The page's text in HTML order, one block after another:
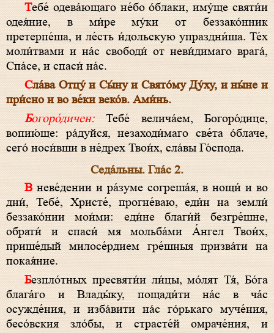
Тебе́ одева́ющаго не́бо о́блаки, иму́ще святи́и
одея́ние, в ми́ре му́ки от беззако́нник
претерпе́ша, и ле́сть и́дольскую упраздни́ша. Те́х
моли́твами и на́с свободи́ от неви́димаго врага́,
Спа́се, и спаси́ на́с.
Сла́ва Отцу́ и Сы́ну и Свято́му Ду́ху, и ны́не и
при́сно и во ве́ки веко́в. Ами́нь.
Богоро́дичен:Тебе́ велича́ем, Богоро́дице,
вопию́ще: ра́дуйся, незаходи́маго све́та о́блаче,
сего́ носи́вши в не́дрех Твои́х, сла́вы Го́спода.
Седа́льны. Гла́с 2.
В неве́дении и ра́зуме согреша́я, в нощи́ и во
дни́, Тебе́, Христе́, прогне́ваю, еди́н на земли́
беззако́нии мои́ми: еди́не благи́й безгре́шне,
обрати́ и спаси́ мя мольба́ми А́нгел Твои́х,
прише́дый милосе́рдием гре́шныя призва́ти на
покая́ние.
Безпло́тных пресвяти́и ли́цы, мо́лят Тя́, Бо́га
блага́го и Влады́ку, пощади́ти на́с в ча́с
осужде́ния, и изба́вити на́с го́рькаго муче́ния,
бесо́вския зло́бы, и страсте́й омраче́ния, и